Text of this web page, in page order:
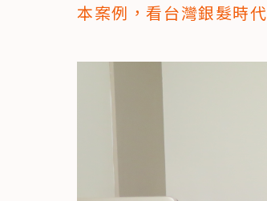
本案例，看台灣銀髮時